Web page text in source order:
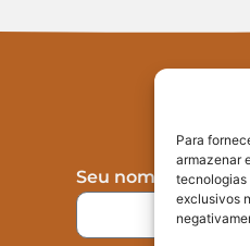
Para
armazenar
tecnologias
exclusivos
Seu nome